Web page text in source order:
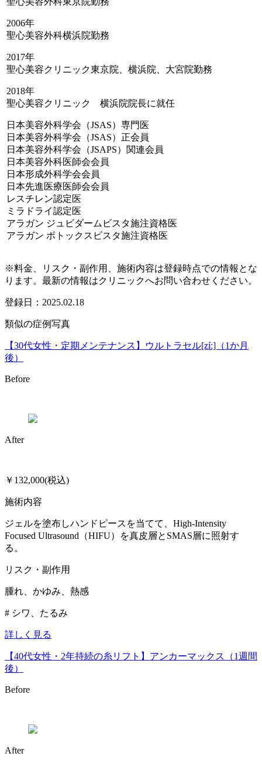
2006年
聖心美容外科横浜院勤務
2017年
聖心美容クリニック東京院、横浜院、大宮院勤務
2018年
聖心美容クリニック 横浜院院長に就任
日本美容外科学会（JSAS）専門医
日本美容外科学会（JSAS）正会員
日本美容外科学会（JSAPS）関連会員
日本美容外科医師会会員
日本形成外科学会会員
日本先進医療医師会会員
レスチレン認定医
ミラドライ認定医
アラガン ジュビダームビスタ施注資格医
アラガン ボトックスビスタ施注資格医
※料金、リスク・副作用、施術内容は登録時点での情報とな
ります。最新の情報はクリニックへお問い合わせください。
登録日：2025.02.18
類似の症例写真
【30代女性・定期メンテナンス】ウルトラセル[zíː]（1か月
後）
Before
After
￥132,000(税込)
施術内容
ジェルを塗布しハンドピースを当てて、High-Intensity
Focused Ultrasound（HIFU）を真皮層とSMAS層に照射す
る。
リスク・副作用
腫れ、かゆみ、熱感
# シワ、たるみ
詳しく見る
【40代女性・2年持続の糸リフト】アンカーマックス（1週間
後）
Before
After